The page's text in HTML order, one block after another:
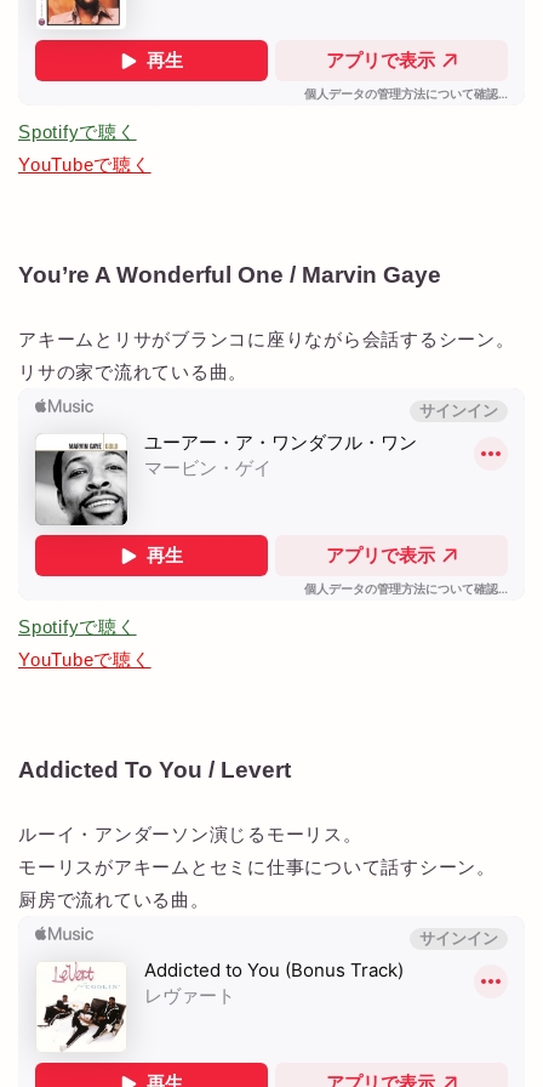
Spotifyで聴く
YouTubeで聴く
You’re A Wonderful One / Marvin Gaye
アキームとリサがブランコに座りながら会話するシーン。
リサの家で流れている曲。
Spotifyで聴く
YouTubeで聴く
Addicted To You / Levert
ルーイ・アンダーソン演じるモーリス。
モーリスがアキームとセミに仕事について話すシーン。
厨房で流れている曲。